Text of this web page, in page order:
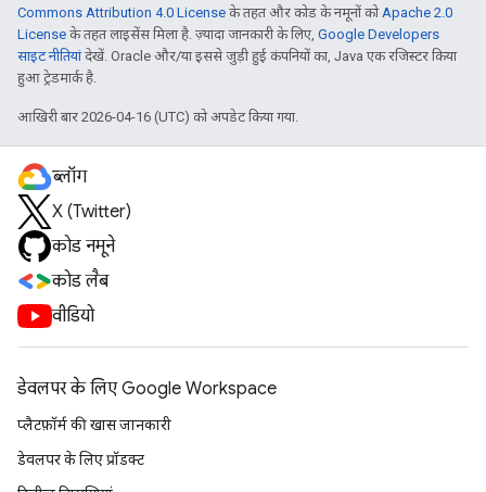
Commons Attribution 4.0 License के तहत और कोड के नमूनों कोApache 2.0
License के तहत लाइसेंस मिला है. ज़्यादा जानकारी के लिए, Google Developers
साइट नीतियांदेखें. Oracle और/या इससे जुड़ी हुई कंपनियों का, Java एक रजिस्टर किया
हुआ ट्रेडमार्क है.
आखिरी बार 2026-04-16 (UTC) को अपडेट किया गया.
ब्लॉग
X (Twitter)
कोड नमूने
कोड लैब
वीडियो
डेवलपर के लिए Google Workspace
प्लैटफ़ॉर्म की खास जानकारी
डेवलपर के लिए प्रॉडक्ट